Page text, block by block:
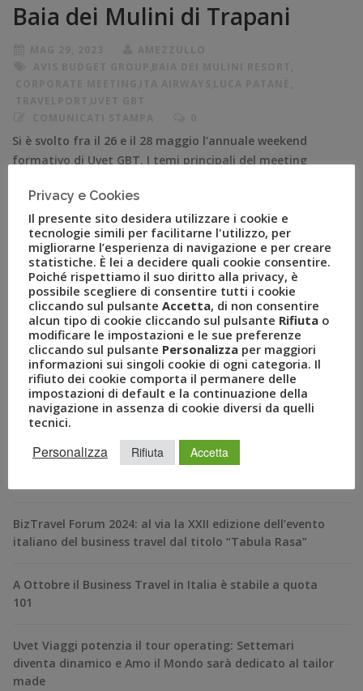
Baia dei Mulini di Trapani
Si è svolto fra il 26 e il 28 maggio l’annuale weekend
formativo di Uvet GBT. I temi principali del meeting
novità del Gruppo. Il Gruppo Uvet con Uvet Global
Business Travel – la joint venture tra il Gruppo Uvet e
American Express Global Business […]
BizTravel Forum 2024: al via la XXII edizione dell’evento
italiano del business travel dal titolo “Tabula Rasa”
A Ottobre il Business Travel in Italia è stabile a quota
101
Uvet Viaggi potenzia il tour operating: Settemari
diventa dinamico e Amo il Mondo sarà dedicato al tailor
made
Privacy e Cookies
Il presente sito desidera utilizzare i cookie e
tecnologie simili per facilitarne l'utilizzo, per
migliorarne l’esperienza di navigazione e per creare
statistiche. È lei a decidere quali cookie consentire.
Poiché rispettiamo il suo diritto alla privacy, è
possibile scegliere di consentire tutti i cookie
cliccando sul pulsante Accetta, di non consentire
alcun tipo di cookie cliccando sul pulsante Rifiuta o
modificare le impostazioni e le sue preferenze
cliccando sul pulsante Personalizza per maggiori
informazioni sui singoli cookie di ogni categoria. Il
rifiuto dei cookie comporta il permanere delle
impostazioni di default e la continuazione della
navigazione in assenza di cookie diversi da quelli
tecnici.
Personalizza Rifiuta Accetta